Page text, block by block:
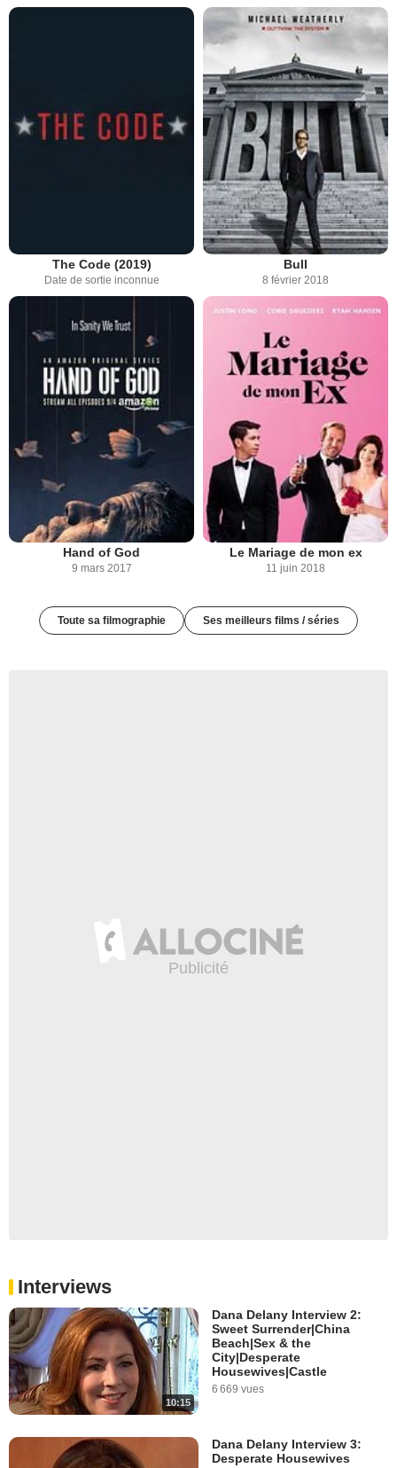
The Code (2019)
Date de sortie inconnue
Bull
8 février 2018
Hand of God
9 mars 2017
Le Mariage de mon ex
11 juin 2018
Toute sa filmographie Ses meilleurs films / séries
Interviews
10:15
Dana Delany Interview 2:
Sweet Surrender|China
Beach|Sex & the
City|Desperate
Housewives|Castle
6 669 vues
Dana Delany Interview 3:
Desperate Housewives